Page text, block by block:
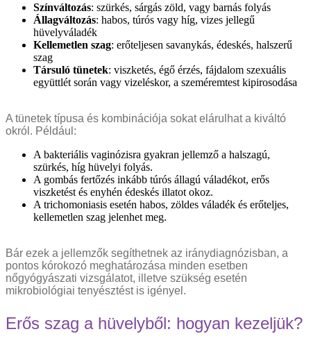
Színváltozás: szürkés, sárgás zöld, vagy barnás folyás
Állagváltozás: habos, túrós vagy híg, vizes jellegű
hüvelyváladék
Kellemetlen szag: erőteljesen savanykás, édeskés, halszerű
szag
Társuló tünetek: viszketés, égő érzés, fájdalom szexuális
együttlét során vagy vizeléskor, a szeméremtest kipirosodása
A tünetek típusa és kombinációja sokat elárulhat a kiváltó
okról. Például:
A bakteriális vaginózisra gyakran jellemző a halszagú,
szürkés, híg hüvelyi folyás.
A gombás fertőzés inkább túrós állagú váladékot, erős
viszketést és enyhén édeskés illatot okoz.
A trichomoniasis esetén habos, zöldes váladék és erőteljes,
kellemetlen szag jelenhet meg.
Bár ezek a jellemzők segíthetnek az iránydiagnózisban, a
pontos kórokozó meghatározása minden esetben
nőgyógyászati vizsgálatot, illetve szükség esetén
mikrobiológiai tenyésztést is igényel.
Erős szag a hüvelyből: hogyan kezeljük?